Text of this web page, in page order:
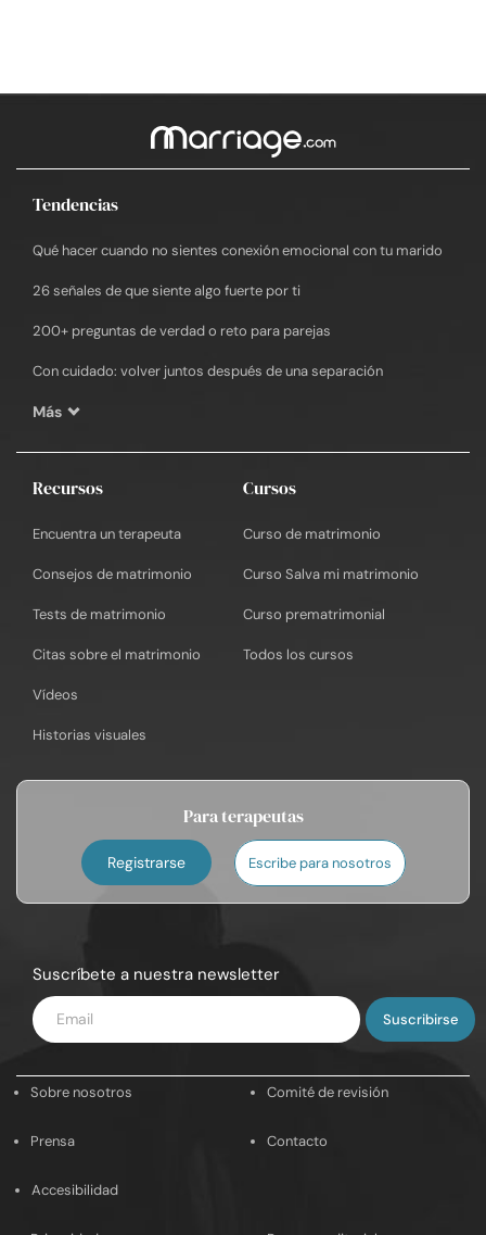
Tendencias
Qué hacer cuando no sientes conexión emocional con tu marido
26 señales de que siente algo fuerte por ti
200+ preguntas de verdad o reto para parejas
Con cuidado: volver juntos después de una separación
Más
Recursos
Encuentra un terapeuta
Consejos de matrimonio
Tests de matrimonio
Citas sobre el matrimonio
Vídeos
Historias visuales
Cursos
Curso de matrimonio
Curso Salva mi matrimonio
Curso prematrimonial
Todos los cursos
Para terapeutas
Registrarse Escribe para nosotros
Suscríbete a nuestra newsletter
Introduce
tu
Sobre nosotros Comité de revisión
Prensa Contacto
Accesibilidad